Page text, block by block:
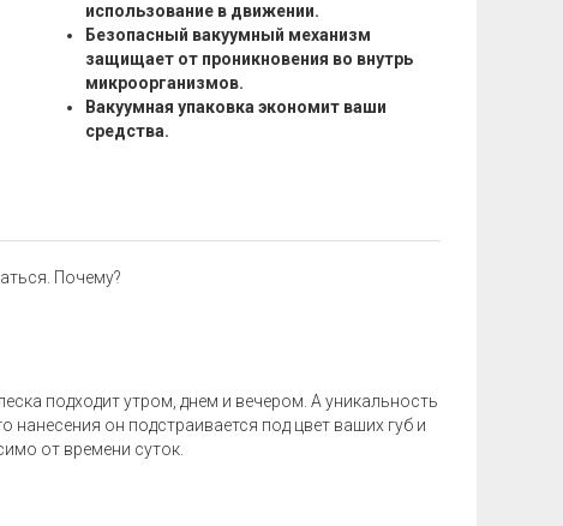
использование в движении.
Безопасный вакуумный механизм
защищает от проникновения во внутрь
микроорганизмов.
Вакуумная упаковка экономит ваши
средства.
Почему?
подходит утром, днем и вечером. А уникальность
нанесения он подстраивается под цвет ваших губ и
от времени суток.